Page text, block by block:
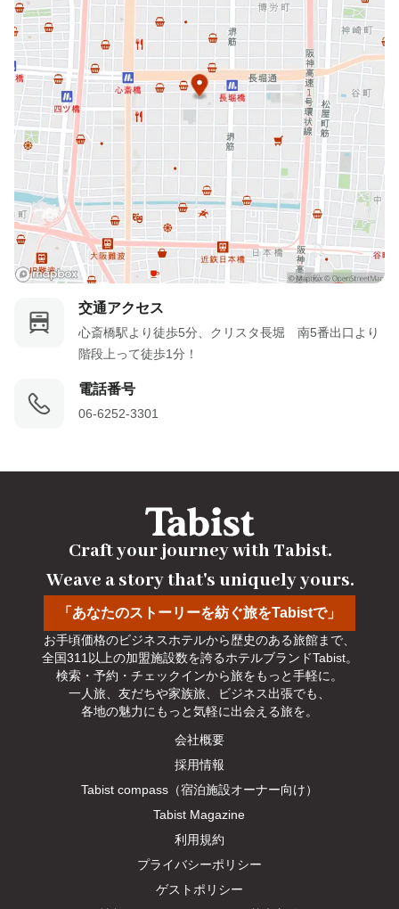
交通アクセス
心斎橋駅より徒歩5分、クリスタ長堀　南5番出口より
階段上って徒歩1分！
電話番号
06-6252-3301
「あなたのストーリーを紡ぐ旅をTabistで」
Craft your journey with Tabist.
Weave a story that's uniquely yours.
お手頃価格のビジネスホテルから歴史のある旅館まで、
全国311以上の加盟施設数を誇るホテルブランドTabist。
検索・予約・チェックインから旅をもっと手軽に。
一人旅、友だちや家族旅、ビジネス出張でも、
各地の魅力にもっと気軽に出会える旅を。
会社概要
採用情報
Tabist compass（宿泊施設オーナー向け）
Tabist Magazine
利用規約
プライバシーポリシー
ゲストポリシー